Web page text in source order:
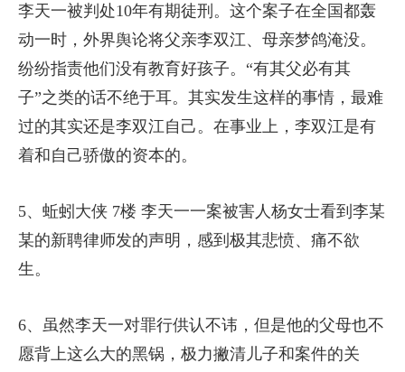
李天一被判处10年有期徒刑。这个案子在全国都轰
动一时，外界舆论将父亲李双江、母亲梦鸽淹没。
纷纷指责他们没有教育好孩子。“有其父必有其
子”之类的话不绝于耳。其实发生这样的事情，最难
过的其实还是李双江自己。在事业上，李双江是有
着和自己骄傲的资本的。
5、蚯蚓大侠 7楼 李天一一案被害人杨女士看到李某
某的新聘律师发的声明，感到极其悲愤、痛不欲
生。
6、虽然李天一对罪行供认不讳，但是他的父母也不
愿背上这么大的黑锅，极力撇清儿子和案件的关